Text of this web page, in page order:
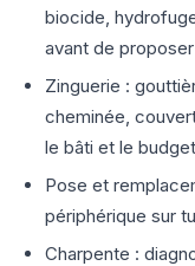
biocide,
avant de
Zinguerie :
cheminée,
le bâti et le
Pose et
périphérique sur
Charpente :